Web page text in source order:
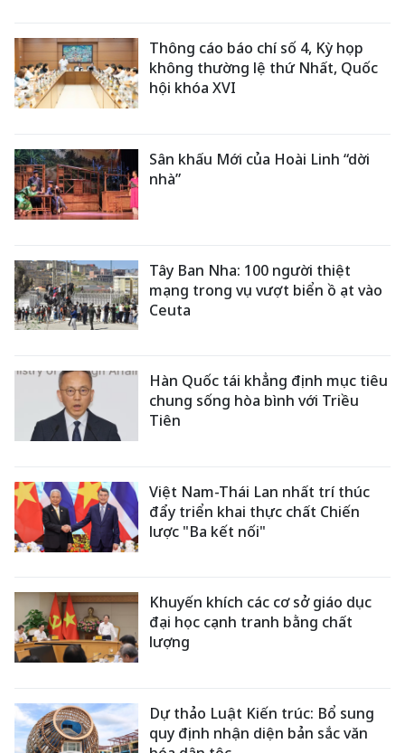
Thông cáo báo chí số 4, Kỳ họp
không thường lệ thứ Nhất, Quốc
hội khóa XVI
Sân khấu Mới của Hoài Linh “dời
nhà”
Tây Ban Nha: 100 người thiệt
mạng trong vụ vượt biển ồ ạt vào
Ceuta
Hàn Quốc tái khẳng định mục tiêu
chung sống hòa bình với Triều
Tiên
Việt Nam-Thái Lan nhất trí thúc
đẩy triển khai thực chất Chiến
lược "Ba kết nối"
Khuyến khích các cơ sở giáo dục
đại học cạnh tranh bằng chất
lượng
Dự thảo Luật Kiến trúc: Bổ sung
quy định nhận diện bản sắc văn